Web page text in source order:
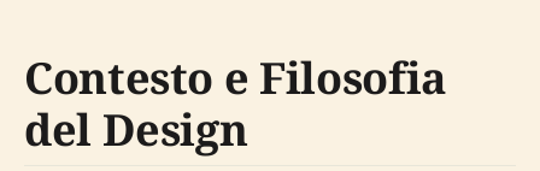
Contesto e Filosofia
del Design